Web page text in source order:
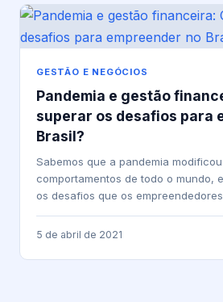
GESTÃO E NEGÓCIOS
Pandemia e gestão
superar os desafios para
Brasil?
Sabemos que a pandemia
comportamentos de todo o mundo,
os desafios que os
5 de abril de 2021